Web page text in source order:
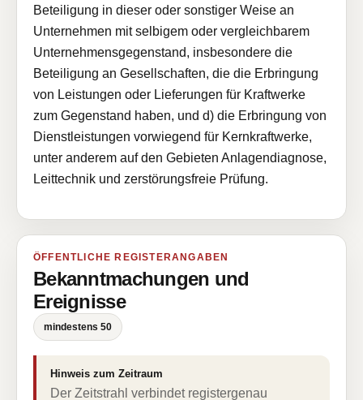
Beteiligung in dieser oder sonstiger Weise an
Unternehmen mit selbigem oder vergleichbarem
Unternehmensgegenstand, insbesondere die
Beteiligung an Gesellschaften, die die Erbringung
von Leistungen oder Lieferungen für Kraftwerke
zum Gegenstand haben, und d) die Erbringung von
Dienstleistungen vorwiegend für Kernkraftwerke,
unter anderem auf den Gebieten Anlagendiagnose,
Leittechnik und zerstörungsfreie Prüfung.
ÖFFENTLICHE REGISTERANGABEN
Bekanntmachungen und
Ereignisse
mindestens 50
Hinweis zum Zeitraum
Der Zeitstrahl verbindet registergenau